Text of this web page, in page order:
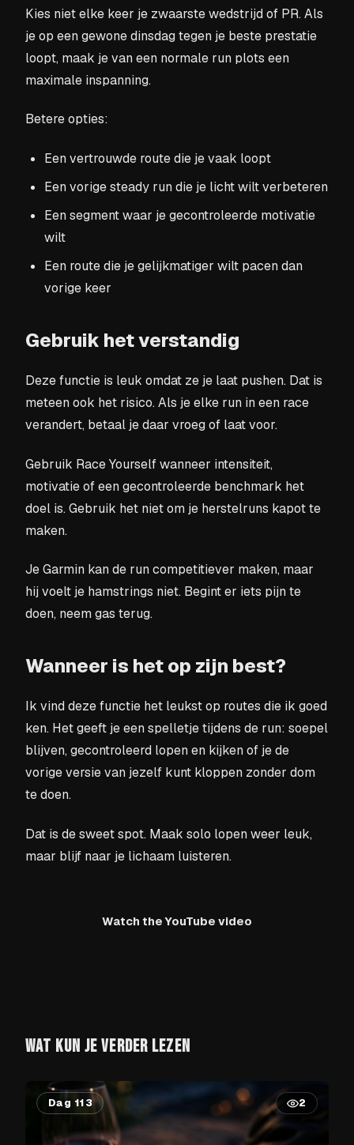
Kies niet elke keer je zwaarste wedstrijd of PR. Als
je op een gewone dinsdag tegen je beste prestatie
loopt, maak je van een normale run plots een
maximale inspanning.
Betere opties:
Een vertrouwde route die je vaak loopt
Een vorige steady run die je licht wilt verbeteren
Een segment waar je gecontroleerde motivatie
wilt
Een route die je gelijkmatiger wilt pacen dan
vorige keer
Gebruik het verstandig
Deze functie is leuk omdat ze je laat pushen. Dat is
meteen ook het risico. Als je elke run in een race
verandert, betaal je daar vroeg of laat voor.
Gebruik Race Yourself wanneer intensiteit,
motivatie of een gecontroleerde benchmark het
doel is. Gebruik het niet om je herstelruns kapot te
maken.
Je Garmin kan de run competitiever maken, maar
hij voelt je hamstrings niet. Begint er iets pijn te
doen, neem gas terug.
Wanneer is het op zijn best?
Ik vind deze functie het leukst op routes die ik goed
ken. Het geeft je een spelletje tijdens de run: soepel
blijven, gecontroleerd lopen en kijken of je de
vorige versie van jezelf kunt kloppen zonder dom
te doen.
Dat is de sweet spot. Maak solo lopen weer leuk,
maar blijf naar je lichaam luisteren.
Watch the YouTube video
WAT KUN JE VERDER LEZEN
Dag 113 2